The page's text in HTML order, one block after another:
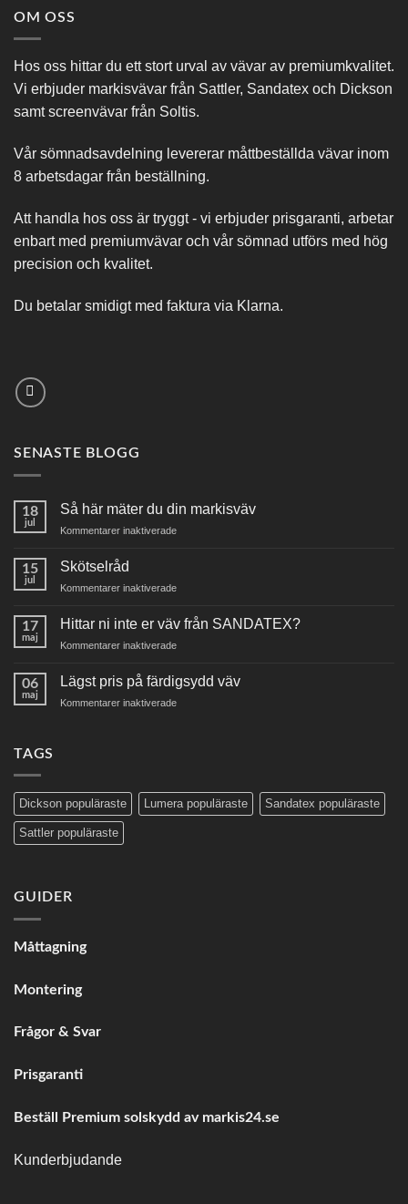
OM OSS
Hos oss hittar du ett stort urval av vävar av premiumkvalitet.
Vi erbjuder markisvävar från Sattler, Sandatex och Dickson
samt screenvävar från Soltis.
Vår sömnadsavdelning levererar måttbeställda vävar inom
8 arbetsdagar från beställning.
Att handla hos oss är tryggt - vi erbjuder prisgaranti, arbetar
enbart med premiumvävar och vår sömnad utförs med hög
precision och kvalitet.
Du betalar smidigt med faktura via Klarna.
SENASTE BLOGG
18
jul
Så här mäter du din markisväv
Kommentarer inaktiveradeför
du
markisväv
15
jul
Skötselråd
Kommentarer inaktiveradeför
17
maj
Hittar ni inte er väv från SANDATEX?
Kommentarer inaktiveradeför
inte
er
06
maj
Lägst pris på färdigsydd väv
Kommentarer inaktiveradeför
TAGS
Dickson populäraste Lumera populäraste Sandatex populäraste
Sattler populäraste
GUIDER
Måttagning
Montering
Frågor & Svar
Prisgaranti
Beställ Premium solskydd av markis24.se
Kunderbjudande